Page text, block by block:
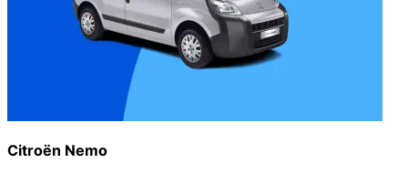
Citroën Nemo